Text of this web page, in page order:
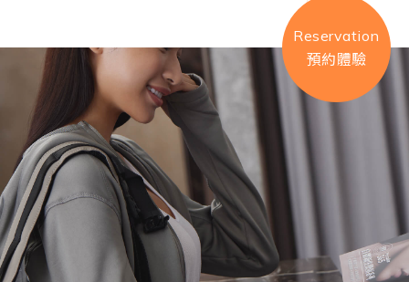
Reservation
預約體驗